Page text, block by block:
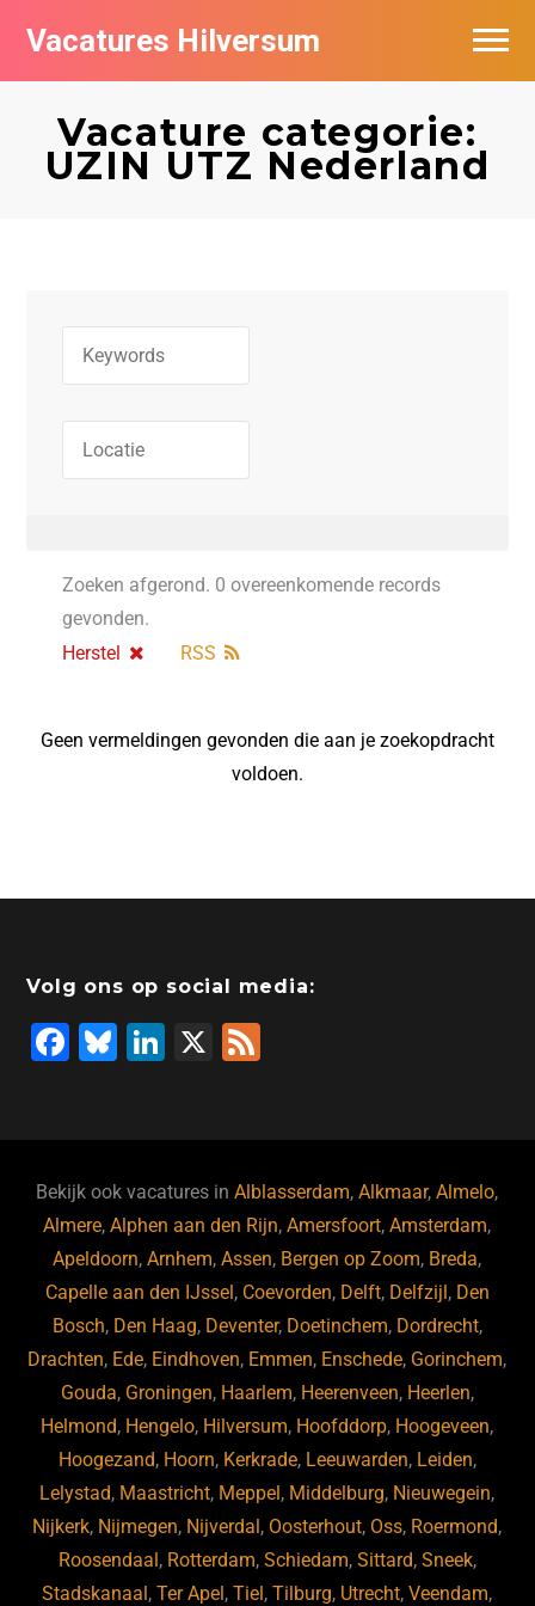
Vacatures Hilversum
Vacature categorie:
UZIN UTZ Nederland
Zoeken afgerond. 0 overeenkomende records
gevonden.
Herstel
RSS
Geen vermeldingen gevonden die aan je zoekopdracht
voldoen.
Volg ons op social media:
F
b
o
o
k
Bl
ky
Li
dI
n
X
Bekijk ook vacatures inAlblasserdam,Alkmaar,Almelo,
Almere,Alphen aan den Rijn,Amersfoort,Amsterdam,
Apeldoorn,Arnhem,Assen, Bergen op Zoom, Breda,
Capelle aan den IJssel , Coevorden, Delft, Delfzijl , Den
Bosch, Den Haag, Deventer, Doetinchem, Dordrecht,
Drachten, Ede, Eindhoven, Emmen, Enschede, Gorinchem,
Gouda, Groningen, Haarlem, Heerenveen, Heerlen,
Helmond, Hengelo, Hilversum, Hoofddorp, Hoogeveen,
Hoogezand, Hoorn, Kerkrade, Leeuwarden, Leiden,
Lelystad, Maastricht, Meppel , Middelburg, Nieuwegein,
Nijkerk, Nijmegen, Nijverdal , Oosterhout, Oss, Roermond,
Roosendaal , Rotterdam, Schiedam, Sittard, Sneek,
Stadskanaal ,Ter Apel ,Tiel ,Tilburg, Utrecht,Veendam,
Vacatures per bedrijf in Hilversum
De populairste vacatures in Hilversum